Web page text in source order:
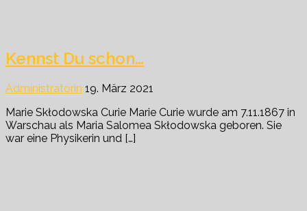
Kennst Du schon…
Administratorin 19. März 2021
Marie Skłodowska Curie Marie Curie wurde am 7.11.1867 in
Warschau als Maria Salomea Skłodowska geboren. Sie
war eine Physikerin und […]